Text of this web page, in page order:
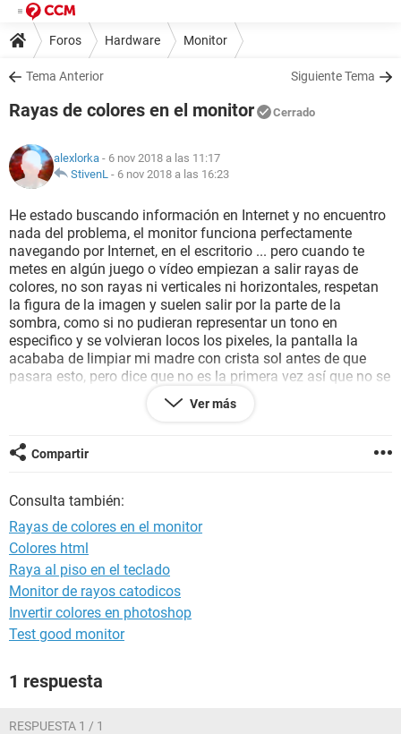
Foros Hardware Monitor
Tema Anterior Siguiente Tema
Rayas de colores en el monitor Cerrado
alexlorka - 6 nov 2018 a las 11:17
StivenL - 6 nov 2018 a las 16:23
He estado buscando información en Internet y no encuentro
nada del problema, el monitor funciona perfectamente
navegando por Internet, en el escritorio ... pero cuando te
metes en algún juego o vídeo empiezan a salir rayas de
colores, no son rayas ni verticales ni horizontales, respetan
la figura de la imagen y suelen salir por la parte de la
sombra, como si no pudieran representar un tono en
especifico y se volvieran locos los pixeles, la pantalla la
acababa de limpiar mi madre con crista sol antes de que
pasara esto, pero dice que no es la primera vez así que no se
La pantalla es tipo LED específicamente la Benq GW2270HE
Ver más
Compartir
Consulta también:
Rayas de colores en el monitor
Colores html
Raya al piso en el teclado
Monitor de rayos catodicos
Invertir colores en photoshop
Test good monitor
1 respuesta
RESPUESTA 1 / 1